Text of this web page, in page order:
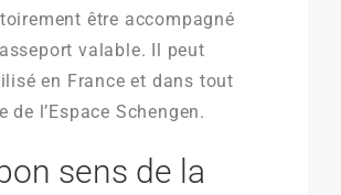
être accompagné
valable. Il peut
en France et dans tout
de l’Espace Schengen.
sens de la